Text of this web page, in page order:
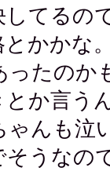
てるの
とかかな
ったのか
か言う
ゃんも泣
うなの